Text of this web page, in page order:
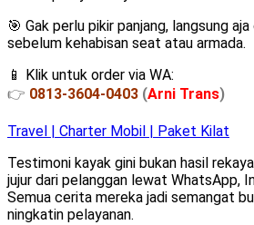
🎯 Gak perlu pikir panjang, langsung
sebelum kehabisan seat atau armada.
📱 Klik untuk order via WA:
👉 0813-3604-0403 (Arni Trans)
Travel | Charter Mobil | Paket Kilat
Testimoni kayak gini bukan hasil
jujur dari pelanggan lewat WhatsApp,
Semua cerita mereka jadi semangat
ningkatin pelayanan.